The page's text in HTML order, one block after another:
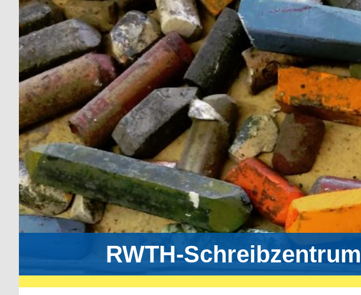
RWTH-Schreibzentrum